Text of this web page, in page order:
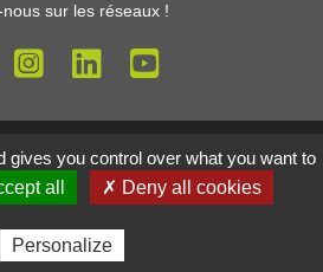
nous sur les réseaux !
Gestion des cookies
par
gives you control over what you want to
all ✗ Deny all cookies
Personalize